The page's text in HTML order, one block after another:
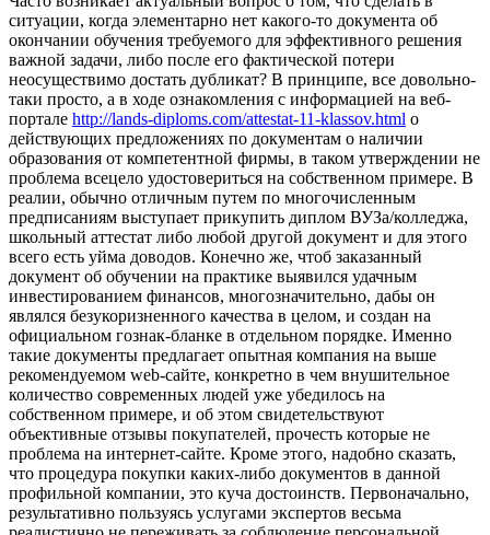
ситуации, когда элементарно нет какого-то документа об
окончании обучения требуемого для эффективного решения
важной задачи, либо после его фактической потери
неосуществимо достать дубликат? В принципе, все довольно-
таки просто, а в ходе ознакомления с информацией на веб-
портале http://lands-diploms.com/attestat-11-klassov.html о
действующих предложениях по документам о наличии
образования от компетентной фирмы, в таком утверждении не
проблема всецело удостовериться на собственном примере. В
реалии, обычно отличным путем по многочисленным
предписаниям выступает прикупить диплом ВУЗа/колледжа,
школьный аттестат либо любой другой документ и для этого
всего есть уйма доводов. Конечно же, чтоб заказанный
документ об обучении на практике выявился удачным
инвестированием финансов, многозначительно, дабы он
являлся безукоризненного качества в целом, и создан на
официальном гознак-бланке в отдельном порядке. Именно
такие документы предлагает опытная компания на выше
рекомендуемом web-сайте, конкретно в чем внушительное
количество современных людей уже убедилось на
собственном примере, и об этом свидетельствуют
объективные отзывы покупателей, прочесть которые не
проблема на интернет-сайте. Кроме этого, надобно сказать,
что процедура покупки каких-либо документов в данной
профильной компании, это куча достоинств. Первоначально,
результативно пользуясь услугами экспертов весьма